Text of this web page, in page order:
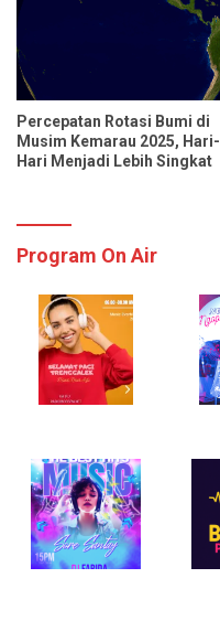
Percepatan Rotasi Bumi di
Musim Kemarau 2025, Hari-
Hari Menjadi Lebih Singkat
Program On Air